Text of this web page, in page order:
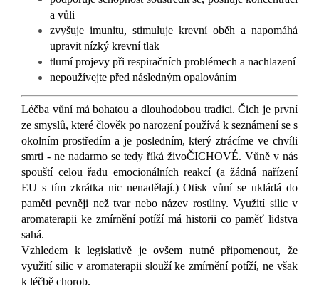
a vůli
zvyšuje imunitu, stimuluje krevní oběh a napomáhá
upravit nízký krevní tlak
tlumí projevy při respiračních problémech a nachlazení
nepoužívejte před následným opalováním
Léčba vůní má bohatou a dlouhodobou tradici.Čich je první
ze smyslů, které člověk po narození používá k seznámení se s
okolním prostředím a je posledním, který ztrácíme ve chvíli
smrti - ne nadarmo se tedy říká živoČICHOVÉ. Vůně v nás
spouští celou řadu emocionálních reakcí (a žádná nařízení
EU s tím zkrátka nic nenadělají.) Otisk vůní se ukládá do
paměti pevněji než tvar nebo název rostliny. Využití silic v
aromaterapii ke zmírnění potíží má historii co paměť lidstva
sahá.
Vzhledem k legislativě je ovšem nutné připomenout, že
využití silic v aromaterapii slouží ke zmírnění potíží, ne však
k léčbě chorob.